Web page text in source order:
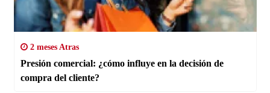
2 meses Atras
Presión comercial: ¿cómo influye en la decisión de
compra del cliente?